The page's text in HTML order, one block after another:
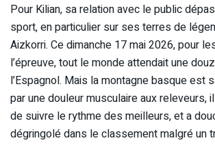
Pour Kilian, sa relation avec le public
sport, en particulier sur ses terres de
Aizkorri. Ce dimanche 17 mai 2026, pour
l’épreuve, tout le monde attendait une
l’Espagnol. Mais la montagne basque est
par une douleur musculaire aux releveurs,
de suivre le rythme des meilleurs, et a
dégringolé dans le classement malgré un